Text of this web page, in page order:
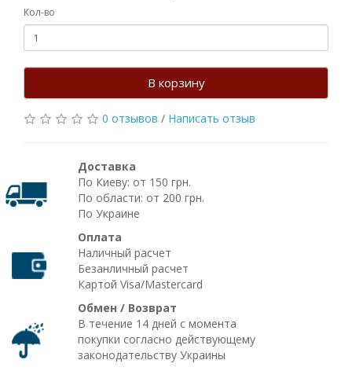
Кол-во
В корзину
0 отзывов / Написать отзыв
Доставка
По Киеву: от 150 грн.
По области: от 200 грн.
По Украине
Оплата
Наличный расчет
Безанличный расчет
Картой Visa/Mastercard
Обмен / Возврат
В течение 14 дней с момента
покупки согласно действующему
законодательству Украины